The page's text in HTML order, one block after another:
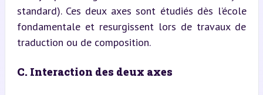
standard). Ces deux axes sont étudiés dès l’école
fondamentale et resurgissent lors de travaux de
traduction ou de composition.
C. Interaction des deux axes